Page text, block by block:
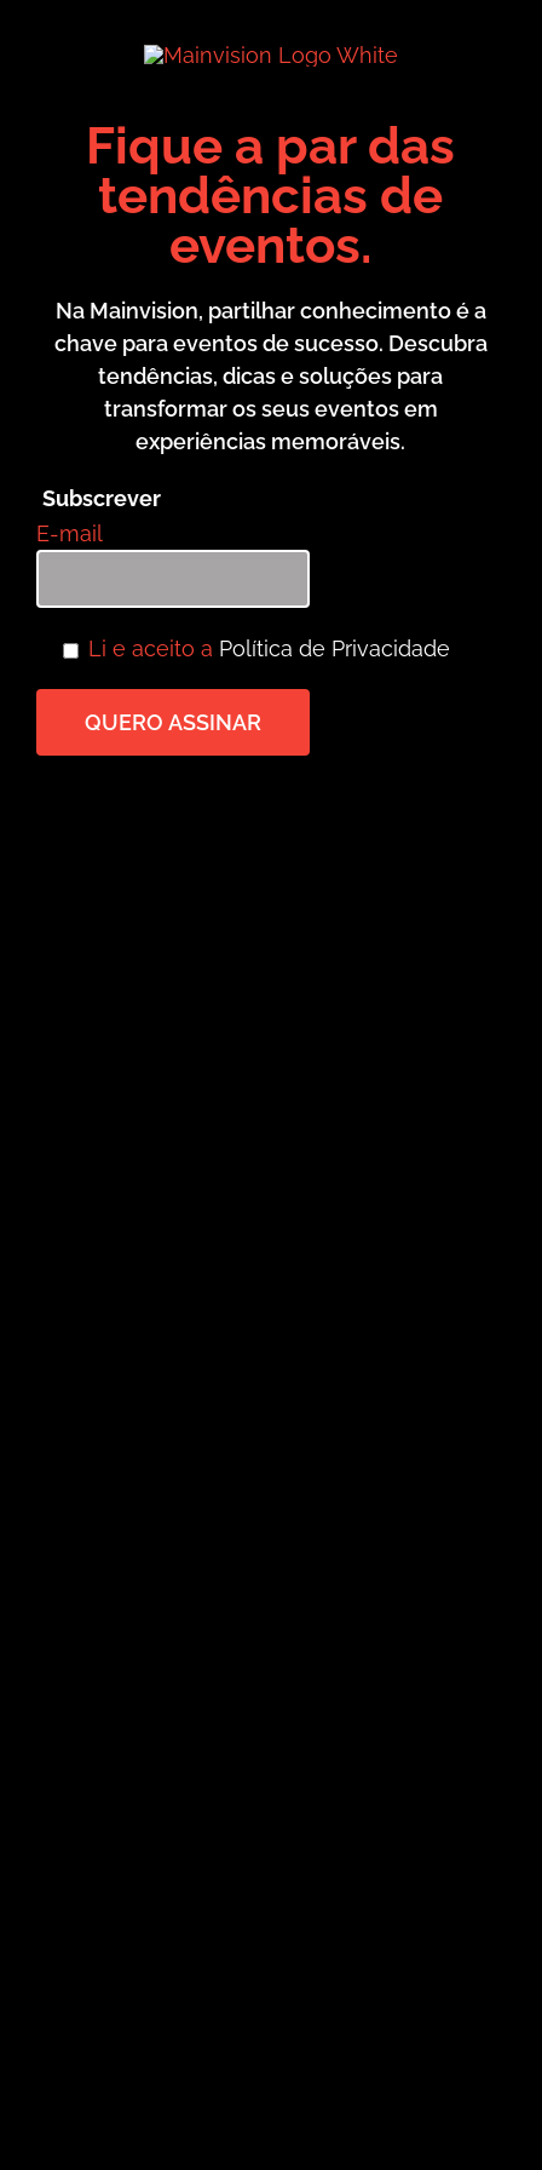
Fique a par das
tendências de
eventos.
Na Mainvision, partilhar conhecimento é a
chave para eventos de sucesso. Descubra
tendências, dicas e soluções para
transformar os seus eventos em
experiências memoráveis.
Subscrever
E-mail
Li e aceito a Política de Privacidade